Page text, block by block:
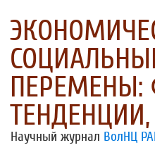
ПЕРЕМЕНЫ:
Научный журнал ВолНЦ